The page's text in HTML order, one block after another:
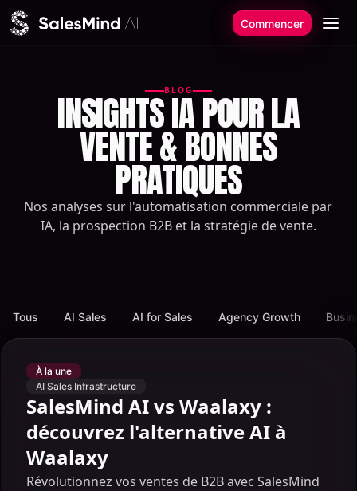
Aller au contenu
Commencer
BLOG
INSIGHTS IA POUR LA
VENTE & BONNES
PRATIQUES
Nos analyses sur l'automatisation commerciale par
IA, la prospection B2B et la stratégie de vente.
Tous AI Sales AI for Sales Agency Growth
À la une
AI Sales Infrastructure
SalesMind AI vs Waalaxy :
découvrez l'alternative AI à
Waalaxy
Révolutionnez vos ventes de B2B avec SalesMind